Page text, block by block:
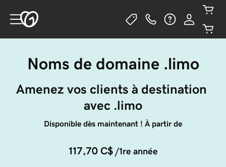
Noms de domaine .limo
Amenez vos clients à destination
avec .limo
Disponible dès maintenant ! À partir de
117,70 C$ /1re année